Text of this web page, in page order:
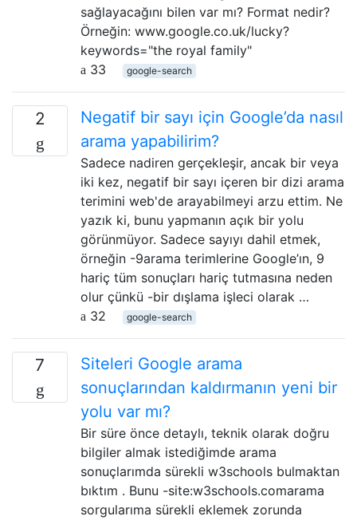
sağlayacağını bilen var mı? Format nedir?
Örneğin: www.google.co.uk/lucky?
keywords="the royal family"
33
google-search
2
Negatif bir sayı için Google’da nasıl
arama yapabilirim?
Sadece nadiren gerçekleşir, ancak bir veya
iki kez, negatif bir sayı içeren bir dizi arama
terimini web'de arayabilmeyi arzu ettim. Ne
yazık ki, bunu yapmanın açık bir yolu
görünmüyor. Sadece sayıyı dahil etmek,
örneğin -9arama terimlerine Google’ın, 9
hariç tüm sonuçları hariç tutmasına neden
olur çünkü -bir dışlama işleci olarak …
32
google-search
7
Siteleri Google arama
sonuçlarından kaldırmanın yeni bir
yolu var mı?
Bir süre önce detaylı, teknik olarak doğru
bilgiler almak istediğimde arama
sonuçlarımda sürekli w3schools bulmaktan
bıktım . Bunu -site:w3schools.comarama
sorgularıma sürekli eklemek zorunda